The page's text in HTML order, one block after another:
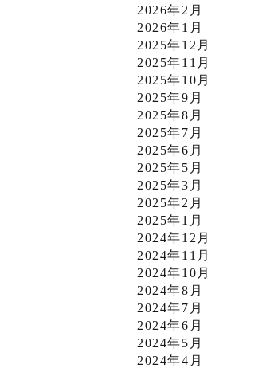
2026年2月
2026年1月
2025年12月
2025年11月
2025年10月
2025年9月
2025年8月
2025年7月
2025年6月
2025年5月
2025年3月
2025年2月
2025年1月
2024年12月
2024年11月
2024年10月
2024年8月
2024年7月
2024年6月
2024年5月
2024年4月